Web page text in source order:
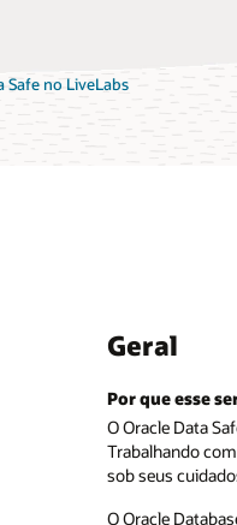
Safe no LiveLabs
Geral
Por que esse
O Oracle Data
Trabalhando
sob seus
O Oracle